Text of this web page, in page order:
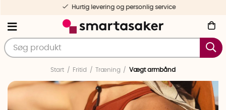
Hurtig levering og personlig service
Start Fritid Træning Vægt armbånd